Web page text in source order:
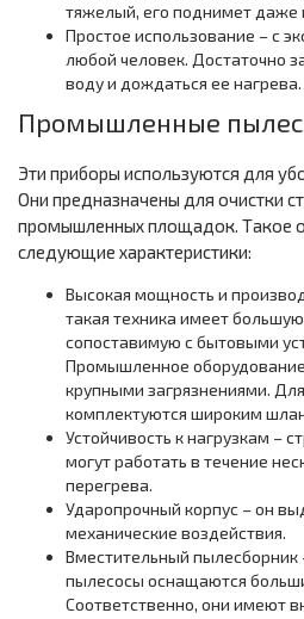
тяжелый, его поднимет даже
Простое использование – с
любой человек. Достаточно
воду и дождаться ее нагрева.
Промышленные
Эти приборы используются для
Они предназначены для очистки
промышленных площадок. Такое
следующие характеристики:
Высокая мощность и
такая техника имеет
сопоставимую с бытовыми
Промышленное
крупными загрязнениями.
комплектуются широким
Устойчивость к нагрузкам –
могут работать в течение
перегрева.
Ударопрочный корпус – он
механические воздействия.
Вместительный
пылесосы оснащаются
Соответственно, они имеют